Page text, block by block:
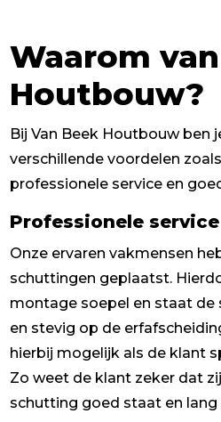
Waarom
Houtbouw?
Bij Van Beek Houtbouw ben
verschillende voordelen
professionele service en
Professionele service
Onze ervaren vakmensen
schuttingen geplaatst.
montage soepel en staat
en stevig op de
hierbij mogelijk als de klant
Zo weet de klant zeker dat
schutting goed staat en lang